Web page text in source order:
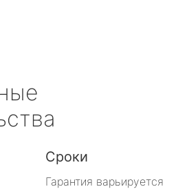
Сроки
Гарантия варьируется